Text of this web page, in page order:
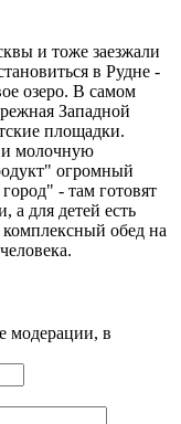
и тоже заезжали
в Рудне -
озеро. В самом
Западной
площадки.
и молочную
огромный
- там готовят
а для детей есть
обед на
модерации, в